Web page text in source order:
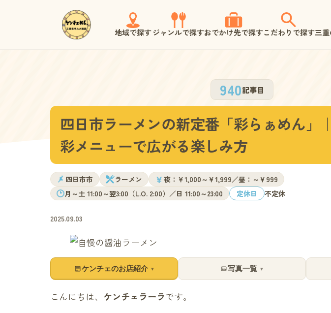
地域で探すジャンルで探すおでかけ先で探すこだわりで探す三
940記事目
四日市ラーメンの新定番「彩らぁめん」
彩メニューで広がる楽しみ方
四日市市 ラーメン ￥ 夜：￥1,000～￥1,999／昼：～￥999
月～土 11:00～翌3:00（L.O. 2:00）／日 11:00～23:00
定休日 不定休
2025.09.03
ケンチェのお店紹介 ▼ 写真一覧 ▼
こんにちは、 ケンチェラーラです。